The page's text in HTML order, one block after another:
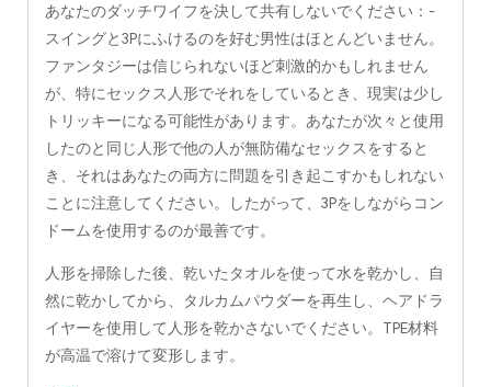
あなたのダッチワイフを決して共有しないでください：-
スイングと3Pにふけるのを好む男性はほとんどいません。
ファンタジーは信じられないほど刺激的かもしれません
が、特にセックス人形でそれをしているとき、現実は少し
トリッキーになる可能性があります。あなたが次々と使用
したのと同じ人形で他の人が無防備なセックスをすると
き、それはあなたの両方に問題を引き起こすかもしれない
ことに注意してください。したがって、3Pをしながらコン
ドームを使用するのが最善です。
人形を掃除した後、乾いたタオルを使って水を乾かし、自
然に乾かしてから、タルカムパウダーを再生し、ヘアドラ
イヤーを使用して人形を乾かさないでください。TPE材料
が高温で溶けて変形します。